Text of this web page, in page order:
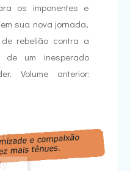
os imponentes e
sua nova jornada,
rebelião contra a
de um inesperado
Volume anterior: